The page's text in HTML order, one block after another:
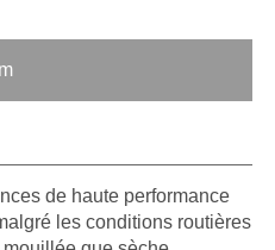
de haute performance
les conditions routières